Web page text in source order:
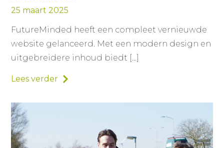
25 maart 2025
FutureMinded heeft een compleet vernieuwde
website gelanceerd. Met een modern design en
uitgebreidere inhoud biedt […]
Lees verder